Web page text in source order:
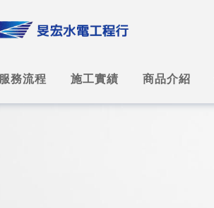
服務流程 施工實績 商品介紹